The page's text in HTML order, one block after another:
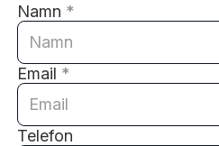
Namn *
Email *
Telefon